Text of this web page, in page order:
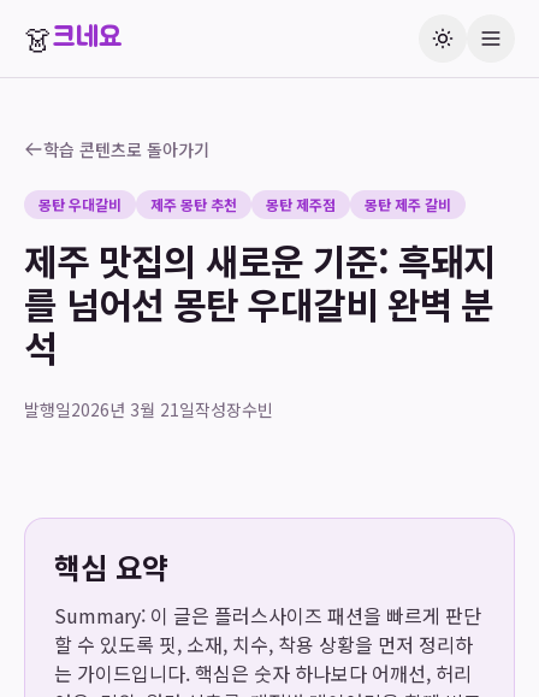
👗크네요
학습 콘텐츠로 돌아가기
몽탄 우대갈비 제주 몽탄 추천 몽탄 제주점 몽탄 제주 갈비
제주 맛집의 새로운 기준: 흑돼지
를 넘어선 몽탄 우대갈비 완벽 분
석
발행일2026년 3월 21일작성장수빈
핵심 요약
Summary: 이 글은 플러스사이즈 패션을 빠르게 판단
할 수 있도록 핏, 소재, 치수, 착용 상황을 먼저 정리하
는 가이드입니다. 핵심은 숫자 하나보다 어깨선, 허리